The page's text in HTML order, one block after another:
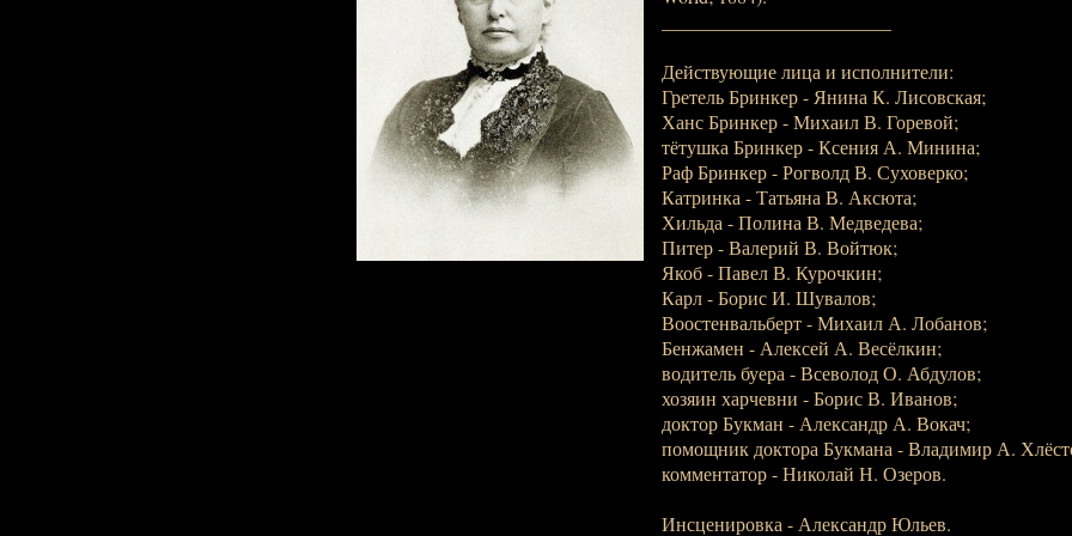
Действующие лица и исполнители:
Гретель Бринкер - Янина К. Лисовская;
Ханс Бринкер - Михаил В. Горевой;
тётушка Бринкер - Ксения А. Минина;
Раф Бринкер - Рогволд В. Суховерко;
Катринка - Татьяна В. Аксюта;
Хильда - Полина В. Медведева;
Питер - Валерий В. Войтюк;
Якоб - Павел В. Курочкин;
Карл - Борис И. Шувалов;
Воостенвальберт - Михаил А. Лобанов;
Бенжамен - Алексей А. Весёлкин;
водитель буера - Всеволод О. Абдулов;
хозяин харчевни - Борис В. Иванов;
доктор Букман - Александр А. Вокач;
помощник доктора Букмана - Владимир А.
комментатор - Николай Н. Озеров.
Инсценировка - Александр Юльев.